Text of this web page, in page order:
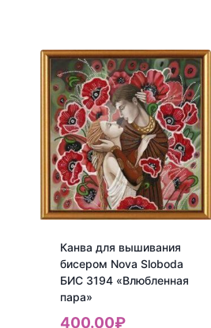
вышивания
бисером
Nova
Sloboda
БИС
3112
"Дикая
роза"
Канва для вышивания
бисером Nova Sloboda
БИС 3194 «Влюбленная
пара»
400.00₽